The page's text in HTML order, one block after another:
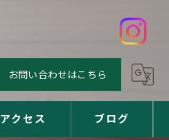
お問い合わせはこちら
アクセス ブログ